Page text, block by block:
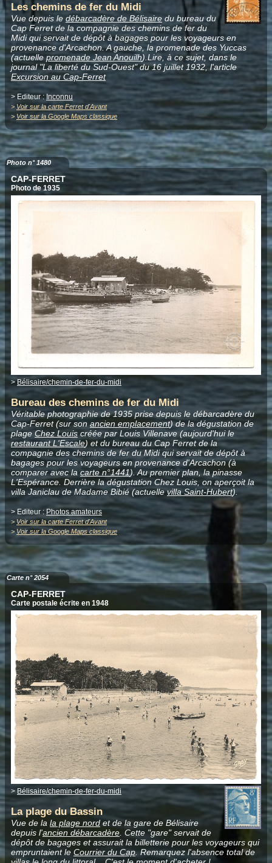
Les chemins de fer du Midi
Vue depuis le débarcadère de Bélisaire du bureau du
Cap Ferret de la compagnie des chemins de fer du
Midi qui servait de dépôt à bagages pour les voyageurs en
provenance d'Arcachon. A gauche, la promenade des Yuccas
(actuellepromenade Jean Anouilh).Lire, à ce sujet, dans le
journal "La liberté du Sud-Ouest" du 16 juillet 1932, l'article
Excursion au Cap-Ferret
> Editeur : Inconnu
> Voir sur la carte Ferret d'Avant
> Voir sur la Google Maps classique
Photo n° 1480
CAP-FERRET
Photo de 1935
>Bélisaire/chemin-de-fer-du-midi
Bureau des chemins de fer du Midi
Véritable photographie de 1935 prise depuis le débarcadère du
Cap-Ferret (sur son ancien emplacement) de la dégustation de
plageChez Louis créée par Louis Villenave (aujourd'hui le
restaurant L'Escale) et du bureau du Cap Ferret de la
compagnie des chemins de fer du Midi qui servait de dépôt à
bagages pour les voyageurs en provenance d'Arcachon (à
comparer avec la carte n°1441). Au premier plan, la pinasse
L'Espérance. Derrière la dégustation Chez Louis, on aperçoit la
villa Janiclau de Madame Bibié (actuellevilla Saint-Hubert).
> Editeur : Photos amateurs
> Voir sur la carte Ferret d'Avant
> Voir sur la Google Maps classique
Carte n° 2054
CAP-FERRET
Carte postale écrite en 1948
> Bélisaire/chemin-de-fer-du-midi
La plage du Bassin
Vue de la la plage nord et de la gare de Bélisaire
depuis l'ancien débarcadère . Cette "gare" servait de
dépôt de bagages et assurait la billetterie pour les voyageurs qui
empruntaient le Courrier du Cap. Remarquez l'absence total de